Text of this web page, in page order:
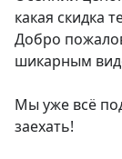
какая скидка
Добро
шикарным
Мы уже всё
заехать!